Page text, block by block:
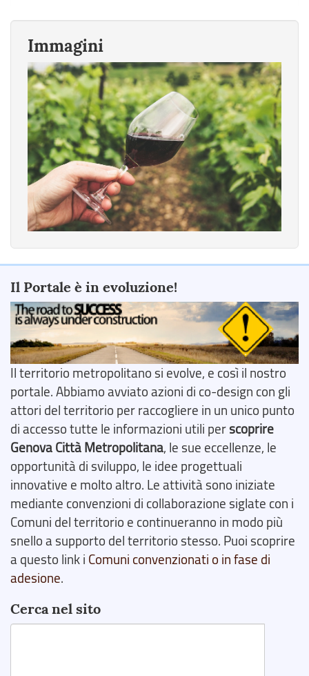
Immagini
Il Portale è in evoluzione!
Il territorio metropolitano si evolve, e così il nostro
portale. Abbiamo avviato azioni di co-design con gli
attori del territorio per raccogliere in un unico punto
di accesso tutte le informazioni utili perscoprire
Genova Città Metropolitana, le sue eccellenze, le
opportunità di sviluppo, le idee progettuali
innovative e molto altro. Le attività sono iniziate
mediante convenzioni di collaborazione siglate con i
Comuni del territorio e continueranno in modo più
snello a supporto del territorio stesso. Puoi scoprire
a questo link i Comuni convenzionati o in fase di
adesione.
Cerca nel sito